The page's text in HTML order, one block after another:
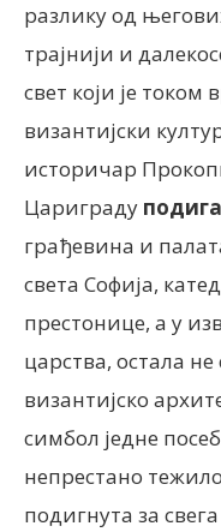
разлику од
трајнији и
свет који је
византијски
историчар
Цариграду
грађевина и
света Софија,
престонице, а у
царства, остала
византијско
симбол једне
непрестано
подигнута за